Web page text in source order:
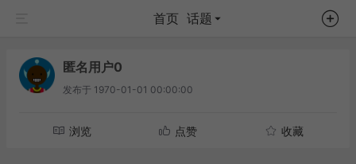
首页 话题
匿名用户0
发布于 1970-01-01 00:00:00
浏览 点赞 收藏